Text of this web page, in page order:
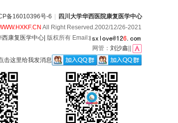
备16010396号-6 四川大学华西医院康复医学中心
All Right Reserved.2002/12/26-2021
康复医学中心| 版权所有 Email:
网管： 刘沙鑫